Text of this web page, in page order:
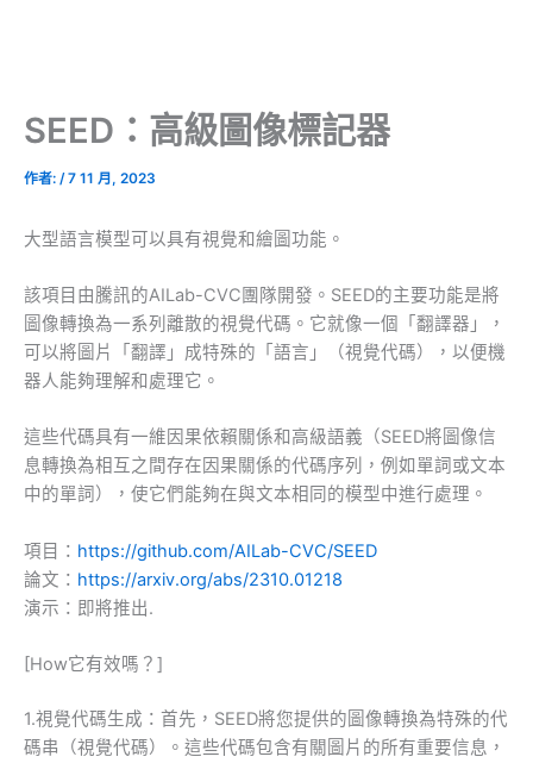
SEED：高級圖像標記器
作者: /7 11 月, 2023
大型語言模型可以具有視覺和繪圖功能。
該項目由騰訊的AILab-CVC團隊開發。SEED的主要功能是將
圖像轉換為一系列離散的視覺代碼。它就像一個「翻譯器」，
可以將圖片「翻譯」成特殊的「語言」（視覺代碼），以便機
器人能夠理解和處理它。
這些代碼具有一維因果依賴關係和高級語義（SEED將圖像信
息轉換為相互之間存在因果關係的代碼序列，例如單詞或文本
中的單詞），使它們能夠在與文本相同的模型中進行處理。
項目： https://github.com/AILab-CVC/SEED
論文： https://arxiv.org/abs/2310.01218
演示：即將推出.
[How它有效嗎？]
1.視覺代碼生成：首先，SEED將您提供的圖像轉換為特殊的代
碼串（視覺代碼）。這些代碼包含有關圖片的所有重要信息，